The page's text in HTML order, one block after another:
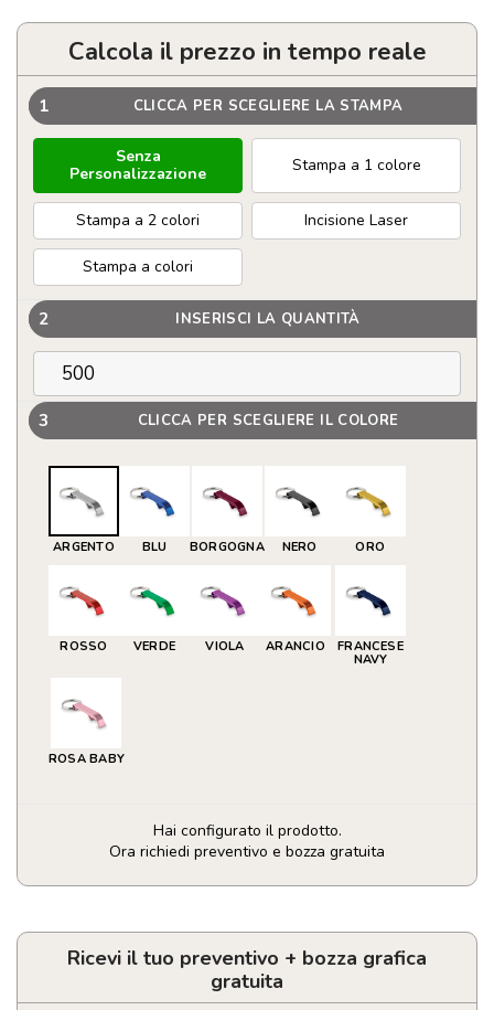
Calcola il prezzo in tempo reale
1 CLICCA PER SCEGLIERE LA STAMPA
Senza
Personalizzazione
Stampa a 1 colore
Stampa a 2 colori Incisione Laser
Stampa a colori
2 INSERISCI LA QUANTITÀ
3 CLICCA PER SCEGLIERE IL COLORE
ARGENTO BLU BORGOGNA NERO ORO
ROSSO VERDE VIOLA ARANCIO
FRANCESE
NAVY
ROSA BABY
Hai configurato il prodotto.
Ora richiedi preventivo e bozza gratuita
Apribottiglie
con
Ricevi il tuo preventivo + bozza grafica
gratuita